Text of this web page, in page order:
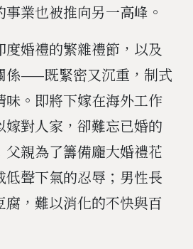
業也被推向另一高峰。
度婚禮的繁雜禮節，以及
係——既緊密又沉重，制式
味。即將下嫁在海外工作
嫁對人家，卻難忘已婚的
親為了籌備龐大婚禮花
低聲下氣的忍辱；男性長
，難以消化的不快與百